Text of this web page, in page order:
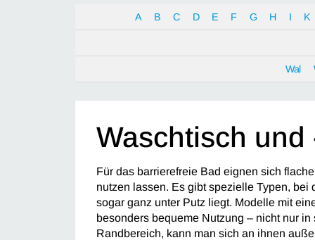
A B C D E F G H I K
Wal
Waschtisch und
Für das barrierefreie Bad eignen sich
nutzen lassen. Es gibt spezielle Typen,
sogar ganz unter Putz liegt. Modelle mit
besonders bequeme Nutzung – nicht nur
Randbereich, kann man sich an ihnen